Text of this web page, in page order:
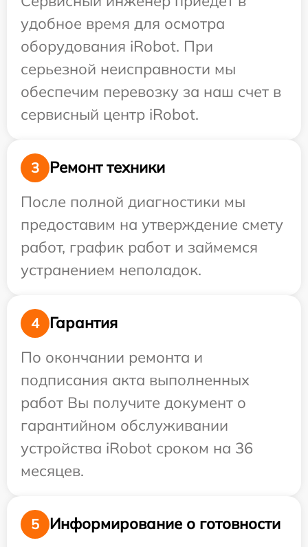
удобное время для осмотра
оборудования iRobot. При
серьезной неисправности мы
обеспечим перевозку за наш счет в
сервисный центр iRobot.
3
Ремонт техники
После полной диагностики мы
предоставим на утверждение смету
работ, график работ и займемся
устранением неполадок.
4
Гарантия
По окончании ремонта и
подписания акта выполненных
работ Вы получите документ о
гарантийном обслуживании
устройства iRobot сроком на 36
месяцев.
5
Информирование о готовности